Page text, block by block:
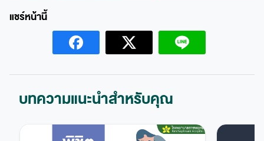
บทความแนะนำสำหรับคุณ